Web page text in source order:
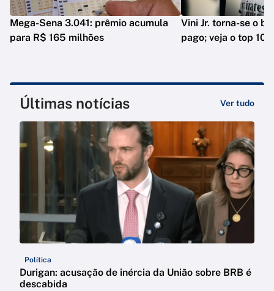
Mega-Sena 3.041: prêmio acumula
para R$ 165 milhões
Vini Jr. torna-se o
pago; veja o top 10
Últimas notícias Ver tudo
Política
Durigan: acusação de inércia da União sobre BRB é
descabida